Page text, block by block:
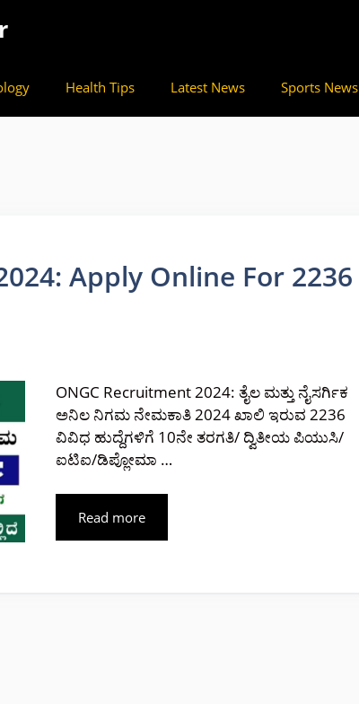
Health Tips Latest News Sports News
Apply Online For 2236
ONGC Recruitment 2024: ತೈಲ ಮತ್ತು ನೈಸರ್ಗಿಕ
ಅನಿಲ ನಿಗಮ ನೇಮಕಾತಿ 2024 ಖಾಲಿ ಇರುವ 2236
ವಿವಿಧ ಹುದ್ದೆಗಳಿಗೆ 10ನೇ ತರಗತಿ/ ದ್ವಿತೀಯ ಪಿಯುಸಿ/
ಐಟಿಐ/ಡಿಪ್ಲೋಮಾ …
Read more